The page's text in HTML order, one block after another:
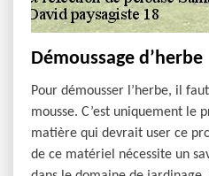
Démoussage d’herbe
Pour démousser l’herbe, il
mousse. C’est uniquement le
matière qui devrait user ce
de ce matériel nécessite un